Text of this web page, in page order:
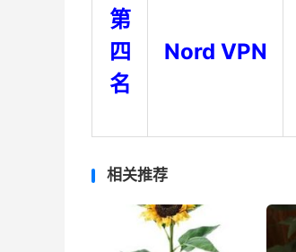
第
四
名
Nord VPN
相关推荐